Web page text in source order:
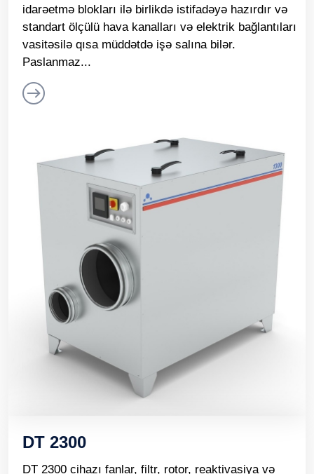
idarəetmə blokları ilə birlikdə istifadəyə hazırdır və
standart ölçülü hava kanalları və elektrik bağlantıları
vasitəsilə qısa müddətdə işə salına bilər.
Paslanmaz...
DT 2300
DT 2300 cihazı fanlar, filtr, rotor, reaktivasiya və